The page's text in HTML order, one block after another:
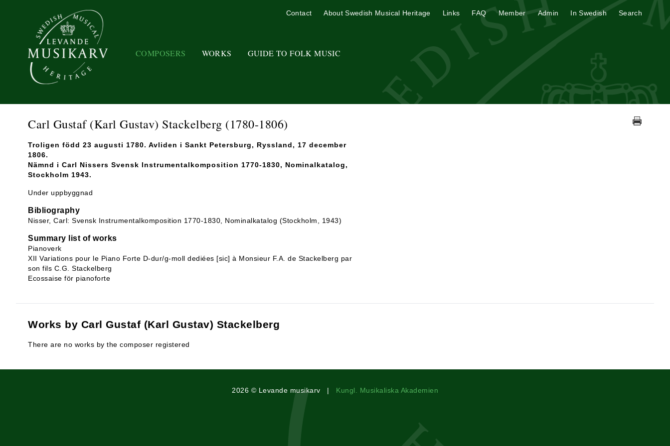
COMPOSERS WORKS GUIDE TO FOLK MUSIC
Contact About Swedish Musical Heritage Links FAQ Member Admin In Swedish Search
Carl Gustaf (Karl Gustav) Stackelberg (1780-1806)
Troligen född 23 augusti 1780. Avliden i Sankt Petersburg, Ryssland, 17 december
1806.
Nämnd i Carl Nissers Svensk Instrumentalkomposition 1770-1830, Nominalkatalog,
Stockholm 1943.
Under uppbyggnad
Bibliography
Nisser, Carl: Svensk Instrumentalkomposition 1770-1830, Nominalkatalog (Stockholm, 1943)
Summary list of works
Pianoverk
XII Variations pour le Piano Forte D-dur/g-moll dediées [sic] à Monsieur F.A. de Stackelberg par
son fils C.G. Stackelberg
Ecossaise för pianoforte
Works by Carl Gustaf (Karl Gustav) Stackelberg
There are no works by the composer registered
2026 © Levande musikarv | Kungl. Musikaliska Akademien